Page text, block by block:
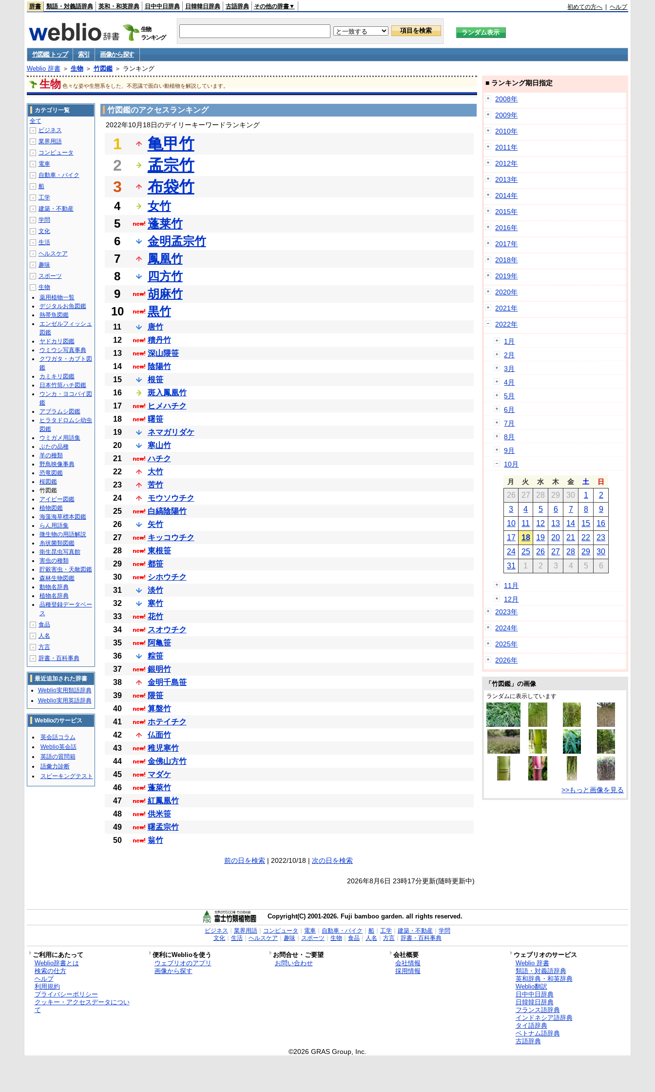
辞書 類語・対義語辞典 英和・和英辞典 日中中日辞典 日韓韓日辞典 古語辞典 その他の辞書▼ 初めての方へ |ヘルプ
生物
ランキング
竹図鑑 トップ 索引
画像から探す
Weblio 辞書＞ 生物＞ 竹図鑑＞ ランキング
生物 色々な姿や生態系をした、不思議で面白い動植物を解説しています。
竹図鑑のアクセスランキング
2022年10月18日のデイリーキーワードランキング
1
亀甲竹
2
孟宗竹
3
布袋竹
4
女竹
5
蓬莱竹
6
金明孟宗竹
7
鳳凰竹
8
四方竹
9
胡麻竹
10
黒竹
11
唐竹
12
積丹竹
13
深山隈笹
14
陰陽竹
15
根笹
16
斑入鳳凰竹
17
ヒメハチク
18
曙笹
19
ネマガリダケ
20
寒山竹
21
ハチク
22
大竹
23
苦竹
24
モウソウチク
25
白縞陰陽竹
26
矢竹
27
キッコウチク
28
東根笹
29
都笹
30
シホウチク
31
淡竹
32
寒竹
33
花竹
34
スオウチク
35
阿亀笹
36
粽笹
37
銀明竹
38
金明千島笹
39
隈笹
40
算盤竹
41
ホテイチク
42
仏面竹
43
稚児寒竹
44
金佛山方竹
45
マダケ
46
蓬萊竹
47
紅鳳凰竹
48
供米笹
49
曙孟宗竹
50
翁竹
前の日を検索| 2022/10/18 | 次の日を検索
2026年8月6日 23時17分更新(随時更新中)
カテゴリ一覧
全て
＋ ビジネス
＋ 業界用語
＋ コンピュータ
＋ 電車
＋ 自動車・バイク
＋ 船
＋ 工学
＋ 建築・不動産
＋ 学問
＋ 文化
＋ 生活
＋ ヘルスケア
＋ 趣味
＋ スポーツ
－
生物
薬用植物一覧
デジタルお魚図鑑
熱帯魚図鑑
エンゼルフィッシュ
図鑑
ヤドカリ図鑑
ウミウシ写真事典
クワガタ・カブト図
鑑
カミキリ図鑑
日本竹筒ハチ図鑑
ウンカ・ヨコバイ図
鑑
アブラムシ図鑑
ヒラタドロムシ幼虫
図鑑
ウミガメ用語集
ぶたの品種
羊の種類
野鳥映像事典
恐竜図鑑
桜図鑑
竹図鑑
アイビー図鑑
植物図鑑
海藻海草標本図鑑
らん用語集
微生物の用語解説
糸状菌類図鑑
衛生昆虫写真館
害虫の種類
貯穀害虫・天敵図鑑
森林生物図鑑
動物名辞典
植物名辞典
品種登録データベー
ス
＋ 食品
＋ 人名
＋ 方言
＋ 辞書・百科事典
最近追加された辞書
Weblio実用類語辞典
Weblio実用英語辞典
Weblioのサービス
英会話コラム
Weblio英会話
英語の質問箱
語彙力診断
スピーキングテスト
■ ランキング期日指定
2008年
2009年
2010年
2011年
2012年
2013年
2014年
2015年
2016年
2017年
2018年
2019年
2020年
2021年
2022年
1月
2月
3月
4月
5月
6月
7月
8月
9月
10月
月 火 水 木 金 土 日
26 27 28 29 30 1
2
3
4 5 6 7 8
9
10
11 12 13 14 15
16
17
18 19 20 21 22
23
24
25 26 27 28 29
30
31
1 2 3 4 5 6
11月
12月
2023年
2024年
2025年
2026年
「竹図鑑」の画像
ランダムに表示しています
>>もっと画像を見る
Copyright(C) 2001-2026. Fuji bamboo garden. all rights reserved.
ビジネス 業界用語｜ コンピュータ 電車｜ 自動車・バイク 船｜ 工学｜ 建築・不動産｜ 学問
文化｜ 生活｜ ヘルスケア 趣味｜ スポーツ 生物 食品｜ 人名 方言｜ 辞書・百科事典
ご利用にあたって 便利にWeblioを使う お問合せ・ご要望 会社概要
ウェブリオのサービス
Weblio辞書とは
検索の仕方
ヘルプ
利用規約
プライバシーポリシー
クッキー・アクセスデータについ
て
ウェブリオのアプリ
画像から探す
お問い合わせ
会社情報
採用情報
Weblio 辞書
類語・対義語辞典
英和辞典・和英辞典
Weblio翻訳
日中中日辞典
日韓韓日辞典
フランス語辞典
インドネシア語辞典
タイ語辞典
ベトナム語辞典
古語辞典
©2026 GRAS Group, Inc.